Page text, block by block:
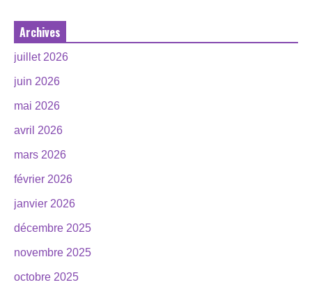
Archives
juillet 2026
juin 2026
mai 2026
avril 2026
mars 2026
février 2026
janvier 2026
décembre 2025
novembre 2025
octobre 2025